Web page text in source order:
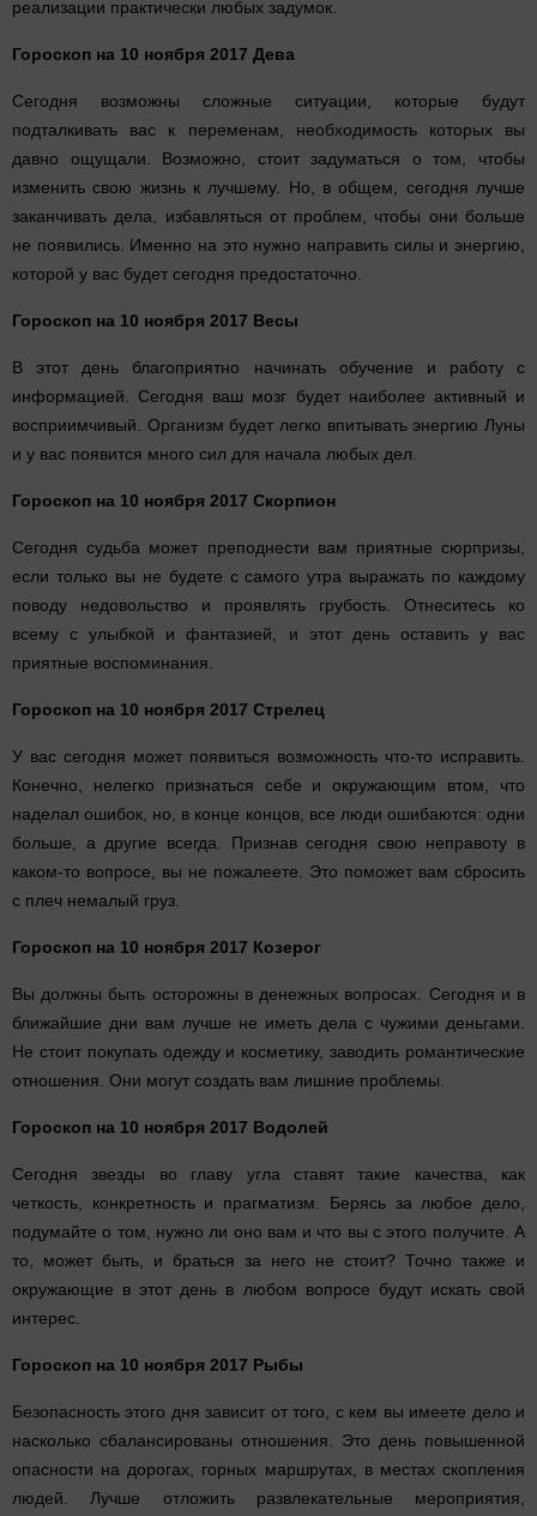
реализации практически любых задумок.
Гороскоп на 10 ноября 2017 Дева
Сегодня возможны сложные ситуации, которые будут
подталкивать вас к переменам, необходимость которых вы
давно ощущали. Возможно, стоит задуматься о том, чтобы
изменить свою жизнь к лучшему. Но, в общем, сегодня лучше
заканчивать дела, избавляться от проблем, чтобы они больше
не появились. Именно на это нужно направить силы и энергию,
которой у вас будет сегодня предостаточно.
Гороскоп на 10 ноября 2017 Весы
В этот день благоприятно начинать обучение и работу с
информацией. Сегодня ваш мозг будет наиболее активный и
восприимчивый. Организм будет легко впитывать энергию Луны
и у вас появится много сил для начала любых дел.
Гороскоп на 10 ноября 2017 Скорпион
Сегодня судьба может преподнести вам приятные сюрпризы,
если только вы не будете с самого утра выражать по каждому
поводу недовольство и проявлять грубость. Отнеситесь ко
всему с улыбкой и фантазией, и этот день оставить у вас
приятные воспоминания.
Гороскоп на 10 ноября 2017 Стрелец
У вас сегодня может появиться возможность что-то исправить.
Конечно, нелегко признаться себе и окружающим втом, что
наделал ошибок, но, в конце концов, все люди ошибаются: одни
больше, а другие всегда. Признав сегодня свою неправоту в
каком-то вопросе, вы не пожалеете. Это поможет вам сбросить
с плеч немалый груз.
Гороскоп на 10 ноября 2017 Козерог
Вы должны быть осторожны в денежных вопросах. Сегодня и в
ближайшие дни вам лучше не иметь дела с чужими деньгами.
Не стоит покупать одежду и косметику, заводить романтические
отношения. Они могут создать вам лишние проблемы.
Гороскоп на 10 ноября 2017 Водолей
Сегодня звезды во главу угла ставят такие качества, как
четкость, конкретность и прагматизм. Берясь за любое дело,
подумайте о том, нужно ли оно вам и что вы с этого получите. А
то, может быть, и браться за него не стоит? Точно также и
окружающие в этот день в любом вопросе будут искать свой
интерес.
Гороскоп на 10 ноября 2017 Рыбы
Безопасность этого дня зависит от того, с кем вы имеете дело и
насколько сбалансированы отношения. Это день повышенной
опасности на дорогах, горных маршрутах, в местах скопления
людей. Лучше отложить развлекательные мероприятия,